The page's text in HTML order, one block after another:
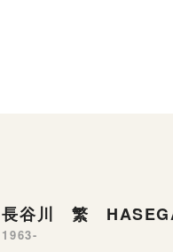
長谷川 繁
1963-